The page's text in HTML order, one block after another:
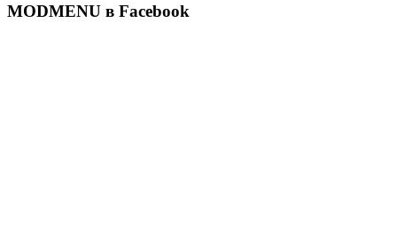
MODMENU в Facebook